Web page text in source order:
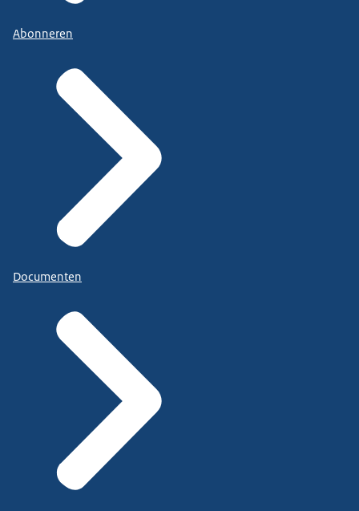
Abonneren
Documenten